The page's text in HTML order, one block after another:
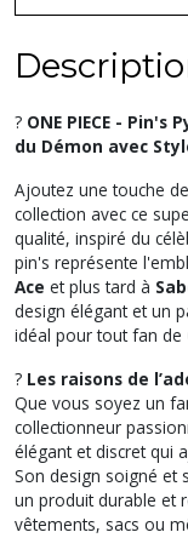
? ONE PIECE -
du Démon avec
Ajoutez une touche de
collection avec ce
qualité, inspiré du
pin's représente
Ace et plus tard à
design élégant et un
idéal pour tout fan de
? Les raisons de
Que vous soyez un
collectionneur
élégant et discret qui
Son design soigné et
un produit durable et
vêtements, sacs ou